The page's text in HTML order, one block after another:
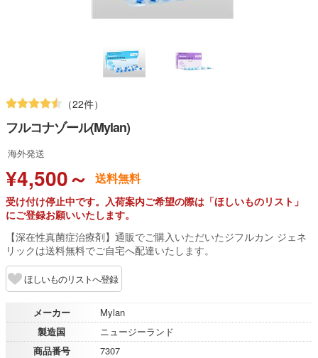
（22件）
フルコナゾール(Mylan)
海外発送
¥4,500～ 送料無料
受け付け停止中です。入荷案内ご希望の際は「ほしいものリスト」
にご登録お願いいたします。
【深在性真菌症治療剤】通販でご購入いただいたジフルカン ジェネ
リックは送料無料でご自宅へ配達いたします。
ほしいものリストへ登録
メーカー
Mylan
製造国
ニュージーランド
商品番号
7307